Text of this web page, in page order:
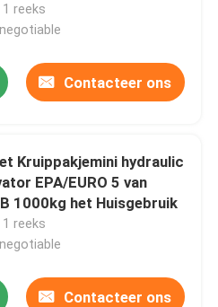
1 reeks
Contacteer ons
Kruippakjemini hydraulic
EPA/EURO 5 van
1000kg het Huisgebruik
1 reeks
Contacteer ons